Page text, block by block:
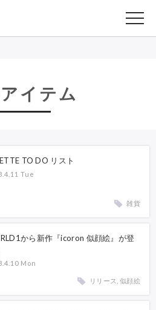
イテム
TO DO リスト
Tue
雑貨
から新作『icoron 似顔絵』が登
Mon
リリース, 似顔絵